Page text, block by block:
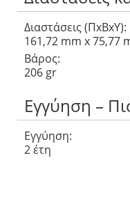
Διαστάσεις (ΠxΒxΥ):
161,72 mm x 75,77
Βάρος:
206 gr
Εγγύηση –
Εγγύηση:
2 έτη